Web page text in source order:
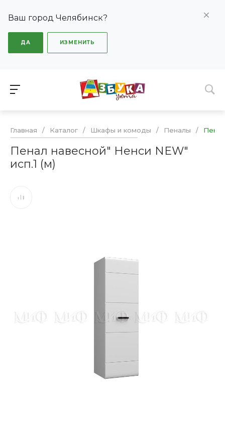
Ваш город Челябинск?
ДА ИЗМЕНИТЬ
Главная / Каталог / Шкафы и комоды / Пеналы /
Пенал навесной" Ненси NEW"
исп.1 (м)